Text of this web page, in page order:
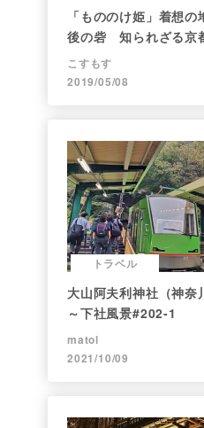
「もののけ姫」着想
後の砦 知られざる京
こすもす
2019/05/08
トラベル
大山阿夫利神社（神奈
～下社風景#202-1
matol
2021/10/09